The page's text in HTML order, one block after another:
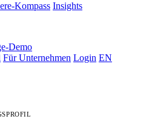
Kompass Insights
Demo
Für Unternehmen Login EN